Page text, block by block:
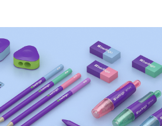
Чернила на масляной основе
Код сменного стержня
Клип